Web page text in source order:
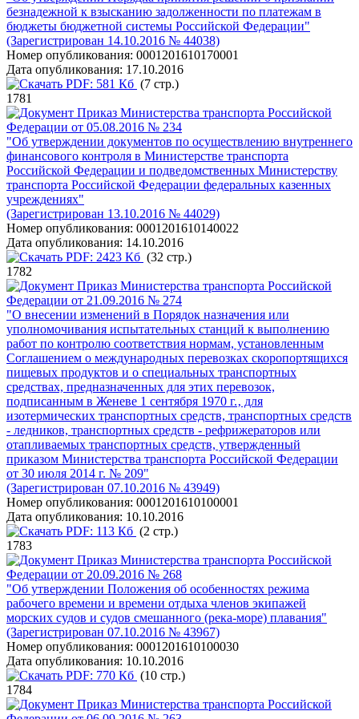
безнадежной к взысканию задолженности по платежам в
бюджеты бюджетной системы Российской Федерации"
(Зарегистрирован 14.10.2016 № 44038)
Номер опубликования: 0001201610170001
Дата опубликования: 17.10.2016
PDF: 581 Кб (7 стр.)
1781
Приказ Министерства транспорта Российской
Федерации от 05.08.2016 № 234
"Об утверждении документов по осуществлению внутреннего
финансового контроля в Министерстве транспорта
Российской Федерации и подведомственных Министерству
транспорта Российской Федерации федеральных казенных
учреждениях"
(Зарегистрирован 13.10.2016 № 44029)
Номер опубликования: 0001201610140022
Дата опубликования: 14.10.2016
PDF: 2423 Кб (32 стр.)
1782
Приказ Министерства транспорта Российской
Федерации от 21.09.2016 № 274
"О внесении изменений в Порядок назначения или
уполномочивания испытательных станций к выполнению
работ по контролю соответствия нормам, установленным
Соглашением о международных перевозках скоропортящихся
пищевых продуктов и о специальных транспортных
средствах, предназначенных для этих перевозок,
подписанным в Женеве 1 сентября 1970 г.‚ для
изотермических транспортных средств, транспортных средств
- ледников, транспортных средств - рефрижераторов или
отапливаемых транспортных средств, утвержденный
приказом Министерства транспорта Российской Федерации
от 30 июля 2014 г. № 209"
(Зарегистрирован 07.10.2016 № 43949)
Номер опубликования: 0001201610100001
Дата опубликования: 10.10.2016
PDF: 113 Кб (2 стр.)
1783
Приказ Министерства транспорта Российской
Федерации от 20.09.2016 № 268
"Об утверждении Положения об особенностях режима
рабочего времени и времени отдыха членов экипажей
морских судов и судов смешанного (река-море) плавания"
(Зарегистрирован 07.10.2016 № 43967)
Номер опубликования: 0001201610100030
Дата опубликования: 10.10.2016
PDF: 770 Кб (10 стр.)
1784
Приказ Министерства транспорта Российской